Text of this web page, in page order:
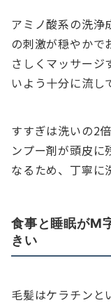
アミノ酸系の洗浄
の刺激が穏やかで
さしくマッサージ
いよう十分に流し
すすぎは洗いの2
ンプー剤が頭皮に
なるため、丁寧に
食事と睡眠がM
きい
毛髪はケラチンと